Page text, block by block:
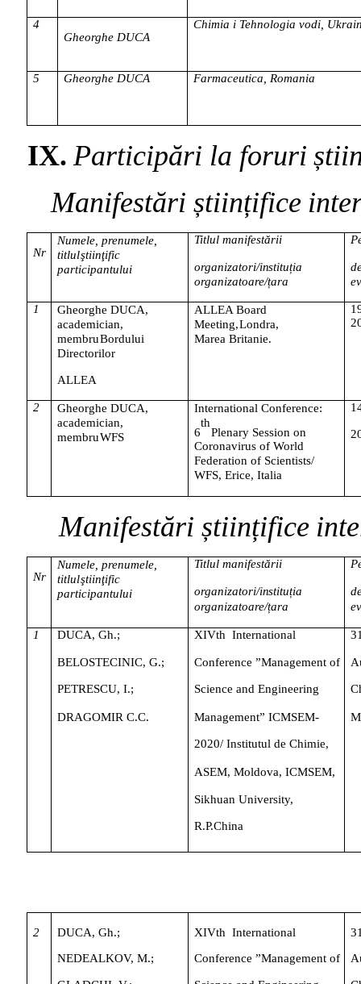
4
Gheorghe DUCA
Chimia i Tehnologia vodi,
5 Gheorghe DUCA Farmaceutica, Romania
IX. Participări la foruri
Manifestări științifice
Nr
Numele, prenumele,
titlulştiinţific
participantului
Titlul manifestării
organizatori/instituția
organizatoare/țara
1
Gheorghe DUCA,
academician,
membruBordului
Directorilor
ALLEA
ALLEA Board
Meeting,Londra,
Marea Britanie.
2
Gheorghe DUCA,
academician,
membruWFS
International Conference:
6
th
Plenary Session on
Coronavirus of World
Federation of Scientists/
WFS, Erice, Italia
Manifestări științifice
Nr
Numele, prenumele,
titlulştiinţific
participantului
Titlul manifestării
organizatori/instituția
organizatoare/țara
1 DUCA, Gh.; XIVth International
BELOSTECINIC, G.; Conference ”Management of
PETRESCU, I.; Science and Engineering
DRAGOMIR C.C. Management” ICMSEM-
2020/ Institutul de Chimie,
ASEM, Moldova, ICMSEM,
Sikhuan University,
R.P.China
2 DUCA, Gh.; XIVth International
NEDEALKOV, M.; Conference ”Management of